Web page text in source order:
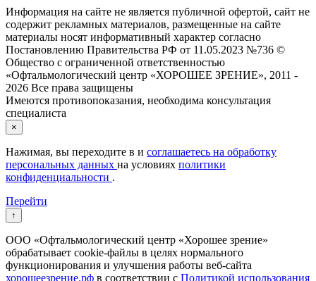
Информация на сайте не является публичной офертой, сайт не
содержит рекламных материалов, размещенные на сайте
материалы носят информативный характер согласно
Постановлению Правительства РФ от 11.05.2023 №736 ©
Общество с ограниченной ответственностью
«Офтальмологический центр «ХОРОШЕЕ ЗРЕНИЕ», 2011 -
2026 Все права защищены
Имеются противопоказания, необходима консультация
специалиста
×
Нажимая, вы переходите в и соглашаетесь на обработку
персональных данных на условиях политики
конфиденциальности .
Перейти
↑
ООО «Офтальмологический центр «Хорошее зрение»
обрабатывает cookie-файлы в целях нормального
функционирования и улучшения работы веб-сайта
хорошеезрение.рф в соответствии с Политикой использования